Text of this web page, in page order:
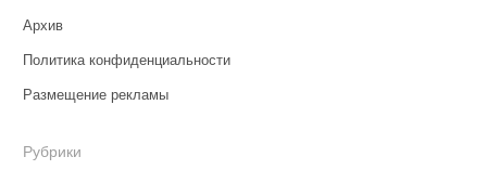
Архив
Политика конфиденциальности
Размещение рекламы
Рубрики